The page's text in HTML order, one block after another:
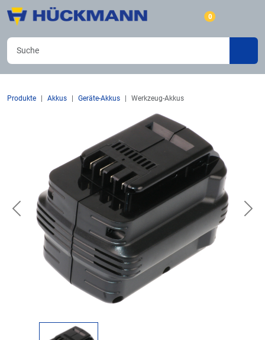
0
Produkte Akkus Geräte-Akkus Werkzeug-Akkus
Previous